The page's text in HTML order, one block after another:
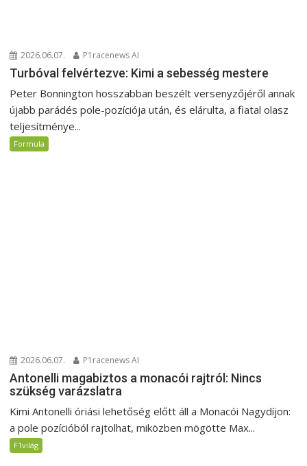
2026.06.07. P1racenews AI
Turbóval felvértezve: Kimi a sebesség mestere
Peter Bonnington hosszabban beszélt versenyzőjéről annak
újabb parádés pole-pozíciója után, és elárulta, a fiatal olasz
teljesítménye...
Formula
2026.06.07. P1racenews AI
Antonelli magabiztos a monacói rajtról: Nincs
szükség varázslatra
Kimi Antonelli óriási lehetőség előtt áll a Monacói Nagydíjon:
a pole pozícióból rajtolhat, miközben mögötte Max...
F1világ